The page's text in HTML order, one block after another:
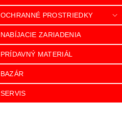
OCHRANNÉ PROSTRIEDKY
NABÍJACIE ZARIADENIA
PRÍDAVNÝ MATERIÁL
BAZÁR
SERVIS